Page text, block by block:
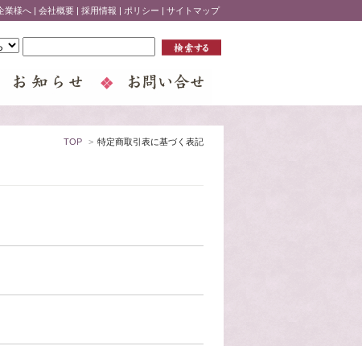
業様へ | 会社概要 | 採用情報 | ポリシー | サイトマップ
TOP > 特定商取引表に基づく表記